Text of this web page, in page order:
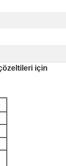
için